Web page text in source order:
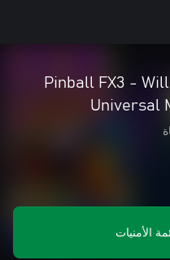
Pinball FX3 -
Universal
الأمنيات